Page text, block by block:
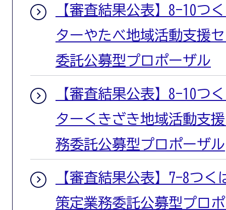
【審査結果公表】8-10つ
ターやたべ地域活動支援
委託公募型プロポーザル
【審査結果公表】8-10つ
ターくきざき地域活動支
務委託公募型プロポーザル
【審査結果公表】7-8つ
策定業務委託公募型プロ